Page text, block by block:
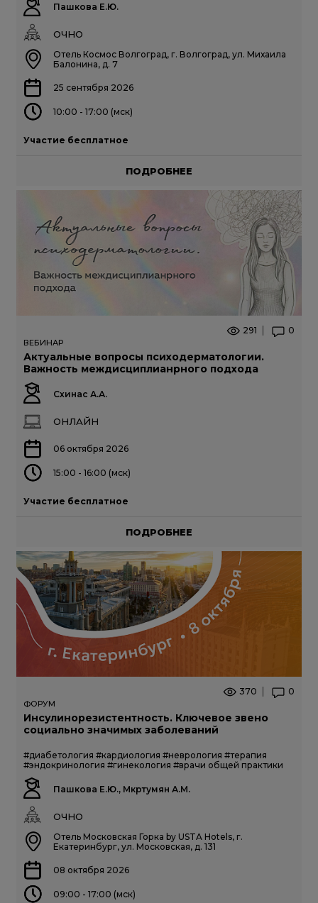
Пашкова Е.Ю.
ОЧНО
Отель Космос Волгоград, г. Волгоград, ул. Михаила
Балонина, д. 7
25 сентября 2026
10:00 - 17:00 (мск)
Участие бесплатное
ПОДРОБНЕЕ
291 0
ВЕБИНАР
Актуальные вопросы психодерматологии.
Важность междисциплианрного подхода
Схинас А.А.
ОНЛАЙН
06 октября 2026
15:00 - 16:00 (мск)
Участие бесплатное
ПОДРОБНЕЕ
370 0
ФОРУМ
Инсулинорезистентность. Ключевое звено
социально значимых заболеваний
#диабетология #кардиология #неврология #терапия
#эндокринология #гинекология #врачи общей практики
Пашкова Е.Ю., Мкртумян А.М.
ОЧНО
Отель Московская Горка by USTA Hotels, г.
Екатеринбург, ул. Московская, д. 131
08 октября 2026
09:00 - 17:00 (мск)